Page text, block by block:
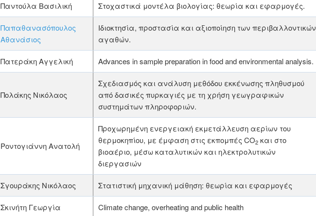
Παντούλα Βασιλική Στοχαστικά μοντέλα βιολογίας: θεωρία και εφαρμογές.
Παπαθανασόπουλος
Αθανάσιος
Ιδιοκτησία, προστασία και αξιοποίηση των περιβαλλοντικών
αγαθών.
Πατεράκη Αγγελική Advances in sample preparation in food and environmental analysis.
Πολάκης Νικόλαος
Σχεδιασμός και ανάλυση μεθόδου εκκένωσης πληθυσμού
από δασικές πυρκαγιές με τη χρήση γεωγραφικών
συστημάτων πληροφοριών.
Ροντογιάννη Ανατολή
Προχωρημένη ενεργειακή εκμετάλλευση αερίων του
θερμοκηπίου, με έμφαση στις εκπομπές CO2και στο
βιοαέριο, μέσω καταλυτικών και ηλεκτρολυτικών
διεργασιών
Σγουράκης Νικόλαος Στατιστική μηχανική μάθηση: θεωρία και εφαρμογές
Σκινήτη Γεωργία Climate change, overheating and public health